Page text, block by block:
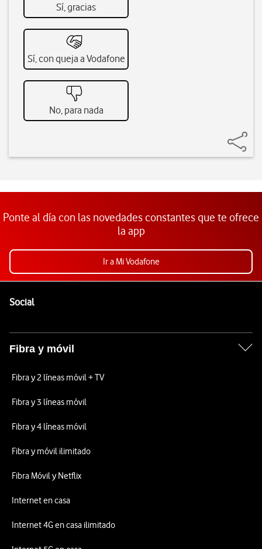
Sí, gracias
Sí, con queja a Vodafone
No, para nada
Ponte al día con las novedades constantes que te ofrece
la app
Ir a Mi Vodafone
SocialEnlaces a las redes sociales de Vodafone
Fibra y móvil
Fibra y 2 líneas móvil + TV
Fibra y 3 líneas móvil
Fibra y 4 líneas móvil
Fibra y móvil ilimitado
Fibra Móvil y Netflix
Internet en casa
Internet 4G en casa ilimitado